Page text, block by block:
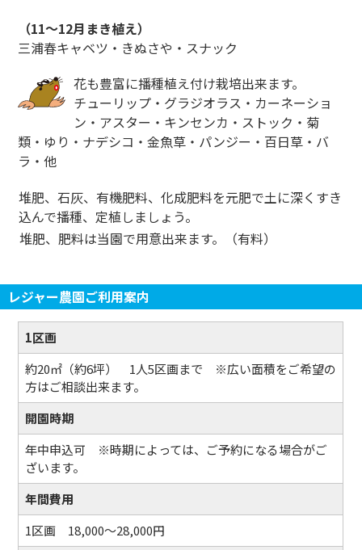
（11～12月まき植え）
三浦春キャベツ・きぬさや・スナック
花も豊富に播種植え付け栽培出来ます。
チューリップ・グラジオラス・カーネーショ
ン・アスター・キンセンカ・ストック・菊
類・ゆり・ナデシコ・金魚草・パンジー・百日草・バ
ラ・他
堆肥、石灰、有機肥料、化成肥料を元肥で土に深くすき
込んで播種、定植しましょう。
堆肥、肥料は当園で用意出来ます。（有料）
レジャー農園ご利用案内
1区画
約20㎡（約6坪） 1人5区画まで ※広い面積をご希望の
方はご相談出来ます。
開園時期
年中申込可 ※時期によっては、ご予約になる場合がご
ざいます。
年間費用
1区画 18,000～28,000円